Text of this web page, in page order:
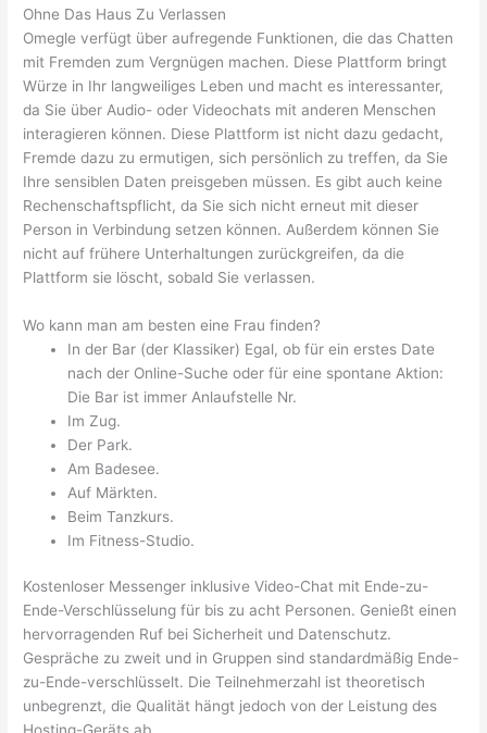
Ohne Das Haus Zu Verlassen
Omegle verfügt über aufregende Funktionen, die das Chatten
mit Fremden zum Vergnügen machen. Diese Plattform bringt
Würze in Ihr langweiliges Leben und macht es interessanter,
da Sie über Audio- oder Videochats mit anderen Menschen
interagieren können. Diese Plattform ist nicht dazu gedacht,
Fremde dazu zu ermutigen, sich persönlich zu treffen, da Sie
Ihre sensiblen Daten preisgeben müssen. Es gibt auch keine
Rechenschaftspflicht, da Sie sich nicht erneut mit dieser
Person in Verbindung setzen können. Außerdem können Sie
nicht auf frühere Unterhaltungen zurückgreifen, da die
Plattform sie löscht, sobald Sie verlassen.
Wo kann man am besten eine Frau finden?
In der Bar (der Klassiker) Egal, ob für ein erstes Date
nach der Online-Suche oder für eine spontane Aktion:
Die Bar ist immer Anlaufstelle Nr.
Im Zug.
Der Park.
Am Badesee.
Auf Märkten.
Beim Tanzkurs.
Im Fitness-Studio.
Kostenloser Messenger inklusive Video-Chat mit Ende-zu-
Ende-Verschlüsselung für bis zu acht Personen. Genießt einen
hervorragenden Ruf bei Sicherheit und Datenschutz.
Gespräche zu zweit und in Gruppen sind standardmäßig Ende-
zu-Ende-verschlüsselt. Die Teilnehmerzahl ist theoretisch
unbegrenzt, die Qualität hängt jedoch von der Leistung des